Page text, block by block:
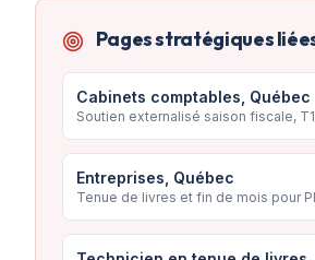
Pages stratégiques
Cabinets comptables, Québec
Soutien externalisé saison fiscale,
Entreprises, Québec
Tenue de livres et fin de mois pour